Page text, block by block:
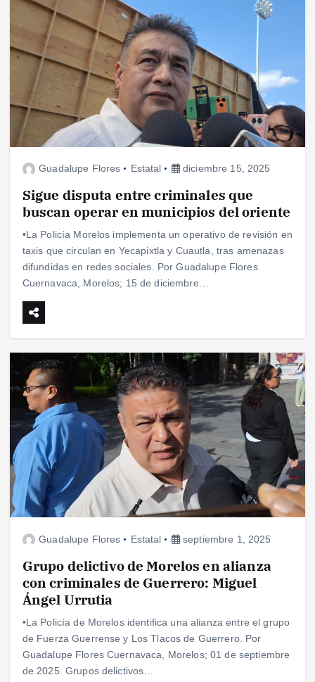
Guadalupe Flores Estatal diciembre 15, 2025
Sigue disputa entre criminales que
buscan operar en municipios del oriente
•La Policía Morelos implementa un operativo de revisión en
taxis que circulan en Yecapixtla y Cuautla, tras amenazas
difundidas en redes sociales. Por Guadalupe Flores
Cuernavaca, Morelos; 15 de diciembre…
Guadalupe Flores Estatal septiembre 1, 2025
Grupo delictivo de Morelos en alianza
con criminales de Guerrero: Miguel
Ángel Urrutia
•La Policía de Morelos identifica una alianza entre el grupo
de Fuerza Guerrense y Los Tlacos de Guerrero. Por
Guadalupe Flores Cuernavaca, Morelos; 01 de septiembre
de 2025. Grupos delictivos…